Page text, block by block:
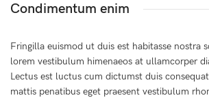
Condimentum enim
Fringilla euismod ut duis est habitasse nostra
lorem vestibulum himenaeos at ullamcorper
Lectus est luctus cum dictumst duis
mattis penatibus eget praesent vestibulum